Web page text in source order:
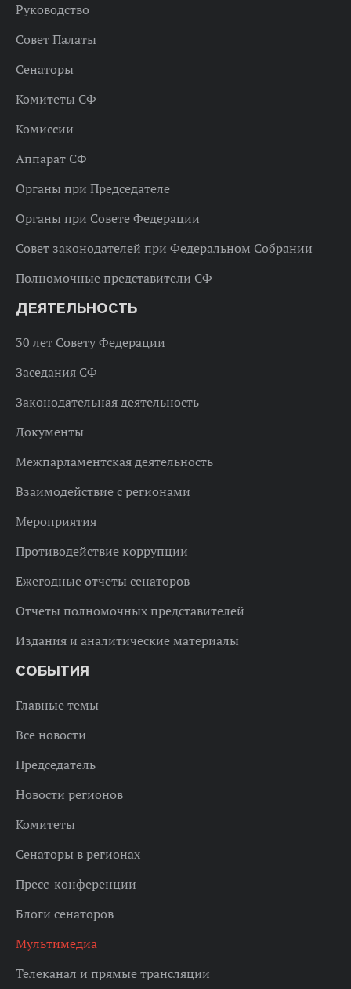
Руководство
Совет Палаты
Сенаторы
Комитеты СФ
Комиссии
Аппарат СФ
Органы при Председателе
Органы при Совете Федерации
Совет законодателей при Федеральном Собрании
Полномочные представители СФ
ДЕЯТЕЛЬНОСТЬ
30 лет Совету Федерации
Заседания СФ
Законодательная деятельность
Документы
Межпарламентская деятельность
Взаимодействие с регионами
Мероприятия
Противодействие коррупции
Ежегодные отчеты сенаторов
Отчеты полномочных представителей
Издания и аналитические материалы
СОБЫТИЯ
Главные темы
Все новости
Председатель
Новости регионов
Комитеты
Сенаторы в регионах
Пресс-конференции
Блоги сенаторов
Мультимедиа
Телеканал и прямые трансляции